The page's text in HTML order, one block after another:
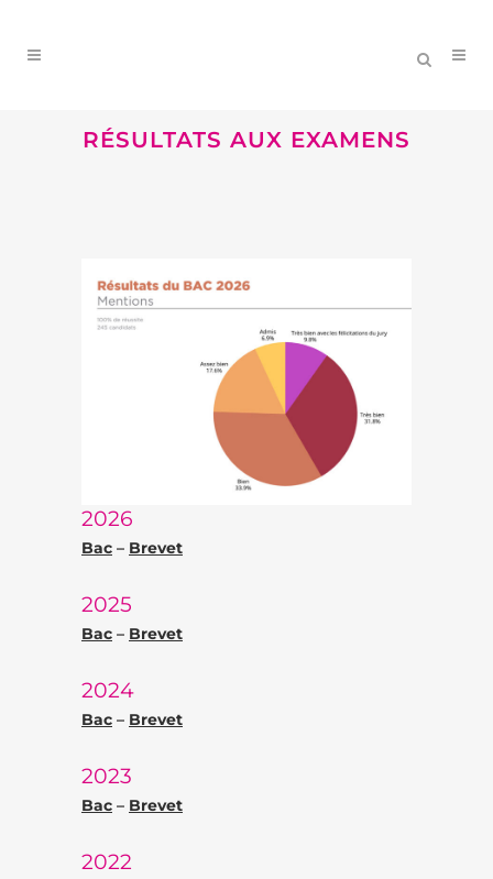
RÉSULTATS AUX EXAMENS
2026
Bac – Brevet
2025
Bac – Brevet
2024
Bac – Brevet
2023
Bac – Brevet
2022